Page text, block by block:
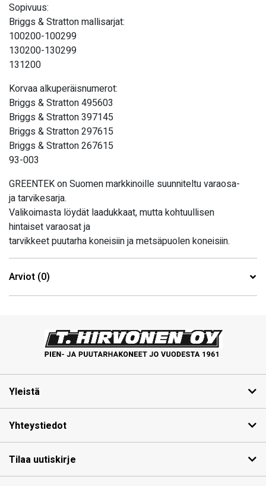
Sopivuus:
Briggs & Stratton mallisarjat:
100200-100299
130200-130299
131200
Korvaa alkuperäisnumerot:
Briggs & Stratton 495603
Briggs & Stratton 397145
Briggs & Stratton 297615
Briggs & Stratton 267615
93-003
GREENTEK on Suomen markkinoille suunniteltu varaosa-
ja tarvikesarja.
Valikoimasta löydät laadukkaat, mutta kohtuullisen
hintaiset varaosat ja
tarvikkeet puutarha koneisiin ja metsäpuolen koneisiin.
Arviot (0)
Yleistä
Yhteystiedot
Tilaa uutiskirje